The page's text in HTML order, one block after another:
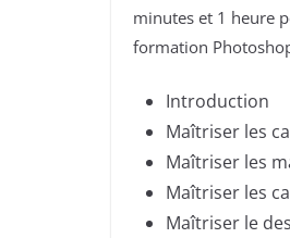
minutes et 1 heure
formation
Introduction
Maîtriser les
Maîtriser les
Maîtriser les
Maîtriser le